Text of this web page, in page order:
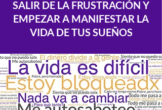
SALIR DE LA FRUSTRACIÓN Y
EMPEZAR A MANIFESTAR LA
VIDA DE TUS SUEÑOS